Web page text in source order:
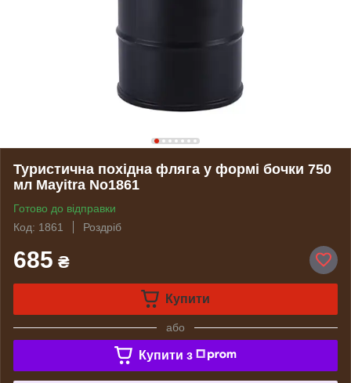
Туристична похідна фляга у формі бочки 750
мл Mayitra No1861
Готово до відправки
Код: 1861
Роздріб
685 ₴
Купити
або
Купити з